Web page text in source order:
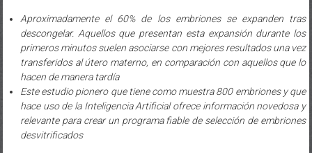
Aproximadamente el 60% de los embriones se expanden tras
descongelar. Aquellos que presentan esta expansión durante los
primeros minutos suelen asociarse con mejores resultados una vez
transferidos al útero materno, en comparación con aquellos que lo
hacen de manera tardía
Este estudio pionero que tiene como muestra 800 embriones y que
hace uso de la Inteligencia Artificial ofrece información novedosa y
relevante para crear un programa fiable de selección de embriones
desvitrificados